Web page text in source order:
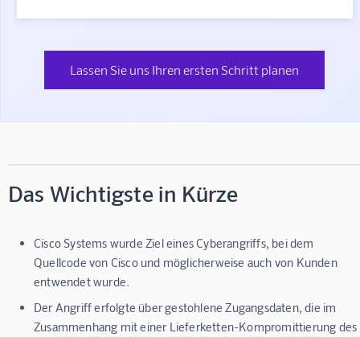
Lassen Sie uns Ihren ersten Schritt planen
Das Wichtigste in Kürze
Cisco Systems wurde Ziel eines Cyberangriffs, bei dem
Quellcode von Cisco und möglicherweise auch von Kunden
entwendet wurde.
Der Angriff erfolgte über gestohlene Zugangsdaten, die im
Zusammenhang mit einer Lieferketten-Kompromittierung des